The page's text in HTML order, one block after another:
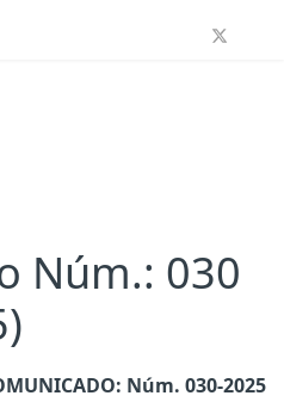
Núm.: 030
Núm. 030-2025